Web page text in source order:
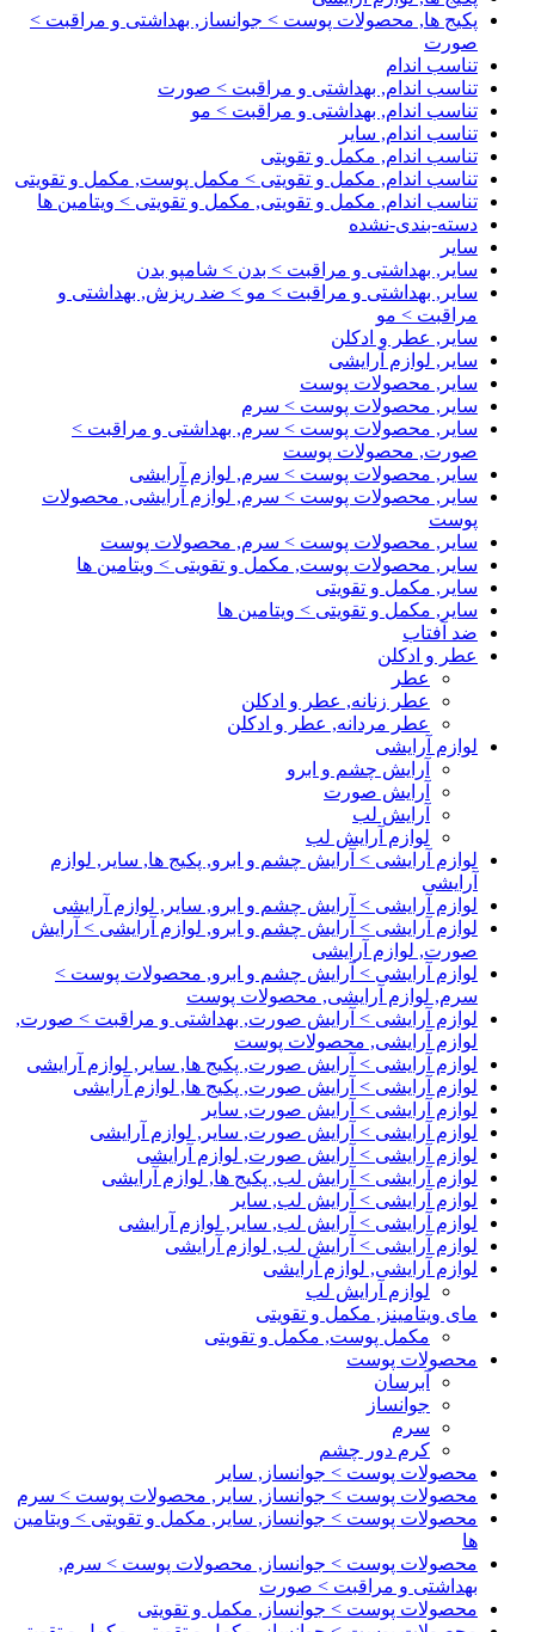
پکیج ها, محصولات پوست > جوانساز, بهداشتی و مراقبت >
صورت
تناسب اندام
تناسب اندام, بهداشتی و مراقبت > صورت
تناسب اندام, بهداشتی و مراقبت > مو
تناسب اندام, سایر
تناسب اندام, مکمل و تقویتی
تناسب اندام, مکمل و تقویتی > مکمل پوست, مکمل و تقویتی
تناسب اندام, مکمل و تقویتی, مکمل و تقویتی > ویتامین ها
دسته-بندی-نشده
سایر
سایر, بهداشتی و مراقبت > بدن > شامپو بدن
سایر, بهداشتی و مراقبت > مو > ضد ریزش, بهداشتی و
مراقبت > مو
سایر, عطر و ادکلن
سایر, لوازم آرایشی
سایر, محصولات پوست
سایر, محصولات پوست > سرم
سایر, محصولات پوست > سرم, بهداشتی و مراقبت >
صورت, محصولات پوست
سایر, محصولات پوست > سرم, لوازم آرایشی
سایر, محصولات پوست > سرم, لوازم آرایشی, محصولات
پوست
سایر, محصولات پوست > سرم, محصولات پوست
سایر, محصولات پوست, مکمل و تقویتی > ویتامین ها
سایر, مکمل و تقویتی
سایر, مکمل و تقویتی > ویتامین ها
ضد آفتاب
عطر و ادکلن
عطر
عطر زنانه, عطر و ادکلن
عطر مردانه, عطر و ادکلن
لوازم آرایشی
آرایش چشم و ابرو
آرایش صورت
آرایش لب
لوازم آرایش لب
لوازم آرایشی > آرایش چشم و ابرو, پکیج ها, سایر, لوازم
آرایشی
لوازم آرایشی > آرایش چشم و ابرو, سایر, لوازم آرایشی
لوازم آرایشی > آرایش چشم و ابرو, لوازم آرایشی > آرایش
صورت, لوازم آرایشی
لوازم آرایشی > آرایش چشم و ابرو, محصولات پوست >
سرم, لوازم آرایشی, محصولات پوست
لوازم آرایشی > آرایش صورت, بهداشتی و مراقبت > صورت,
لوازم آرایشی, محصولات پوست
لوازم آرایشی > آرایش صورت, پکیج ها, سایر, لوازم آرایشی
لوازم آرایشی > آرایش صورت, پکیج ها, لوازم آرایشی
لوازم آرایشی > آرایش صورت, سایر
لوازم آرایشی > آرایش صورت, سایر, لوازم آرایشی
لوازم آرایشی > آرایش صورت, لوازم آرایشی
لوازم آرایشی > آرایش لب, پکیج ها, لوازم آرایشی
لوازم آرایشی > آرایش لب, سایر
لوازم آرایشی > آرایش لب, سایر, لوازم آرایشی
لوازم آرایشی > آرایش لب, لوازم آرایشی
لوازم آرایشی, لوازم آرایشی
لوازم آرایش لب
مای ویتامینز, مکمل و تقویتی
مکمل پوست, مکمل و تقویتی
محصولات پوست
آبرسان
جوانساز
سرم
کرم دور چشم
محصولات پوست > جوانساز, سایر
محصولات پوست > جوانساز, سایر, محصولات پوست > سرم
محصولات پوست > جوانساز, سایر, مکمل و تقویتی > ویتامین
ها
محصولات پوست > جوانساز, محصولات پوست > سرم,
بهداشتی و مراقبت > صورت
محصولات پوست > جوانساز, مکمل و تقویتی